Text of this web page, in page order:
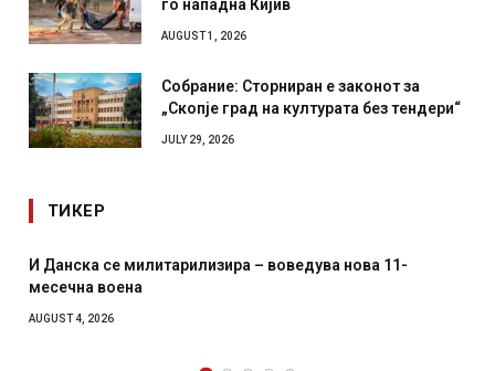
го нападна Кијив
AUGUST 1, 2026
Собрание: Сторниран е законот за
„Скопје град на културата без тендери“
JULY 29, 2026
ТИКЕР
се милитарилизира – воведува нова 11-
воена
4, 2026